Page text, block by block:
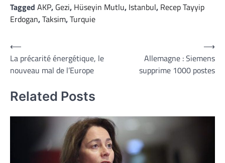
Tagged AKP, Gezi, Hüseyin Mutlu, Istanbul, Recep Tayyip
Erdogan,Taksim,Turquie
Navigation
de
l’article
⟵
La précarité énergétique, le
nouveau mal de l’Europe
Allemagne : Siemens
supprime 1000 postes
⟶
Related Posts